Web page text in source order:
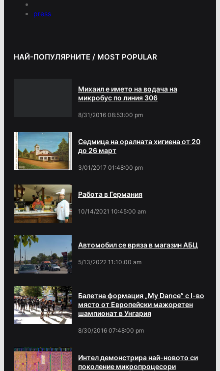
press
НАЙ-ПОПУЛЯРНИТЕ / MOST POPULAR
Михаил е името на водача на
микробус по линия 306
8/31/2016 08:53:00 pm
Седмица на оралната хигиена от 20
до 26 март
3/01/2017 01:48:00 pm
Работа в Германия
10/14/2021 10:45:00 am
Автомобил се вряза в магазин АБЦ
5/13/2022 11:10:00 am
Балетна формация „My Dance” с І-во
място от Европейски мажоретен
шампионат в Унгария
8/30/2016 07:48:00 pm
Интел демонстрира най-новото си
поколение микропроцесори